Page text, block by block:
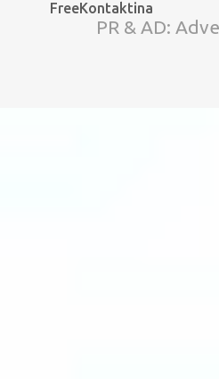
スキップしてメイ
FreeKontaktina
PR & AD: